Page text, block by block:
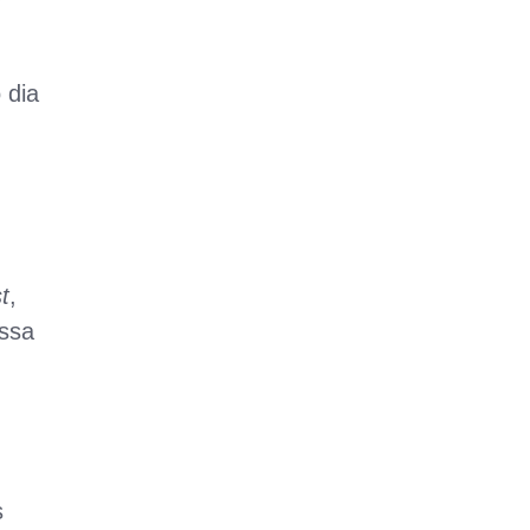
dia
,